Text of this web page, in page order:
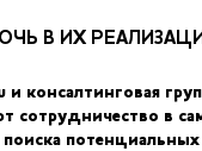
В ИХ
и консалтинговая
сотрудничество в
поиска потенциальных
температурой